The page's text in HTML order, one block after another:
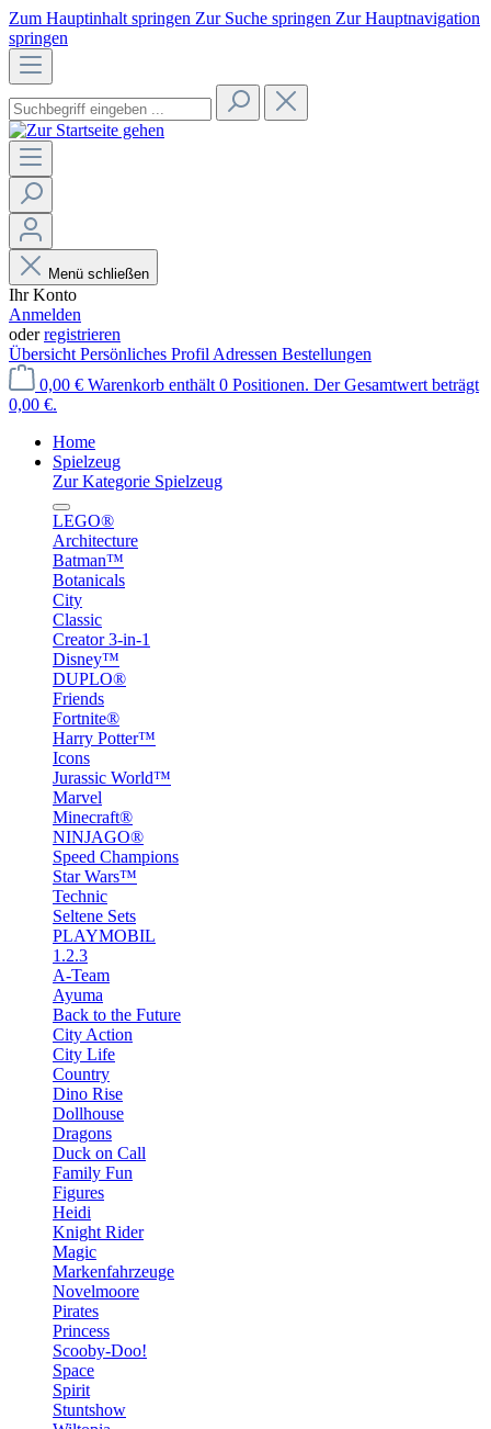
Zum Hauptinhalt springen Zur Suche springen Zur Hauptnavigation
springen
Menü schließen
Ihr Konto
Anmelden
oderregistrieren
Übersicht Persönliches Profil Adressen Bestellungen
0,00 € Warenkorb enthält 0 Positionen. Der Gesamtwert beträgt
0,00 €.
Home
Spielzeug
Zur Kategorie Spielzeug
LEGO®
Architecture
Batman™
Botanicals
City
Classic
Creator 3-in-1
Disney™
DUPLO®
Friends
Fortnite®
Harry Potter™
Icons
Jurassic World™
Marvel
Minecraft®
NINJAGO®
Speed Champions
Star Wars™
Technic
Seltene Sets
PLAYMOBIL
1.2.3
A-Team
Ayuma
Back to the Future
City Action
City Life
Country
Dino Rise
Dollhouse
Dragons
Duck on Call
Family Fun
Figures
Heidi
Knight Rider
Magic
Markenfahrzeuge
Novelmoore
Pirates
Princess
Scooby-Doo!
Space
Spirit
Stuntshow